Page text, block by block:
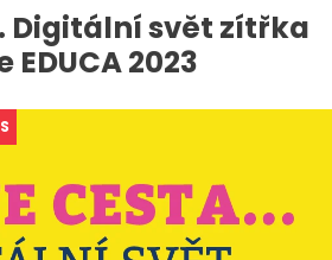
Digitální svět zítřka
2023